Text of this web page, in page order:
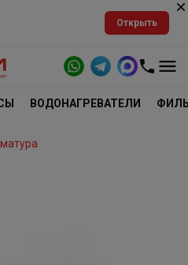
Открыть
ВОДОНАГРЕВАТЕЛИ